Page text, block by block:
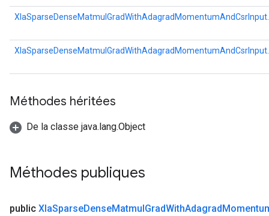
Méthodes héritées
De la classe java.lang.Object
Méthodes publiques
public XlaSparseDenseMatmulGradWithAdagrad